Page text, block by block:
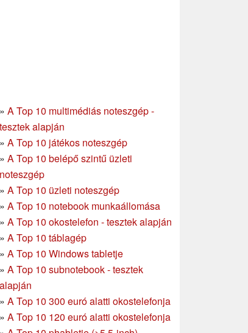
» A Top 10 multimédiás noteszgép -
tesztek alapján
» A Top 10 játékos noteszgép
» A Top 10 belépő szintű üzleti
noteszgép
» A Top 10 üzleti noteszgép
» A Top 10 notebook munkaállomása
» A Top 10 okostelefon - tesztek alapján
» A Top 10 táblagép
» A Top 10 Windows tabletje
» A Top 10 subnotebook - tesztek
alapján
» A Top 10 300 euró alatti okostelefonja
» A Top 10 120 euró alatti okostelefonja